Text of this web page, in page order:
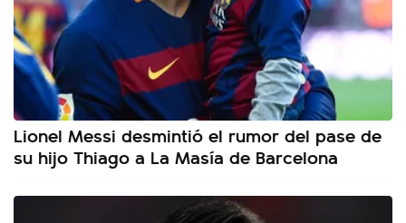
Lionel Messi desmintió el rumor del pase de
su hijo Thiago a La Masía de Barcelona